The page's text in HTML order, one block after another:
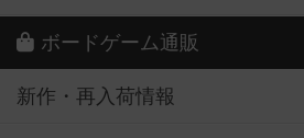
ボードゲーム通販
新作・再入荷情報